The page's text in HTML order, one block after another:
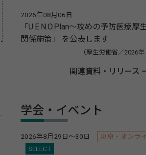
2026年08月06日
「U.E.N.O.Plan～攻めの予防医療厚
関係施策」 を公表します
（厚生労働省／2026年
関連資料・リリース
学会・イベント
2026年8月29日～30日
東京・オンラ
SELECT